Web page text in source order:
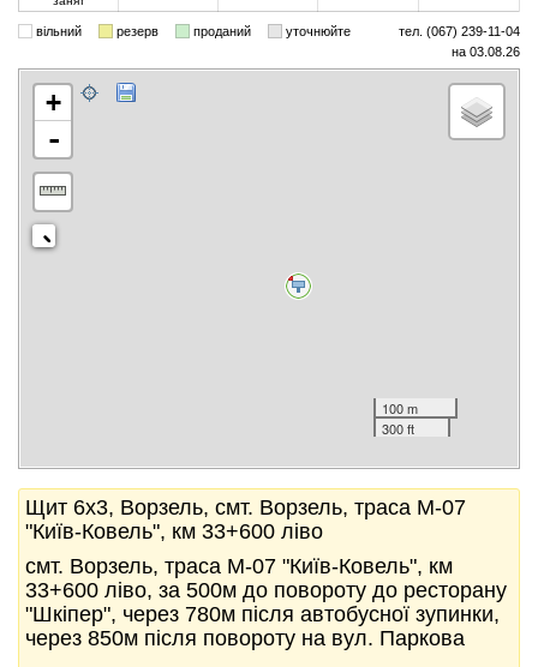
вільний резерв проданий уточнюйте
тел. (067) 239-11-04
на 03.08.26
+
-
100 m
300 ft
Щит 6x3, Ворзель, смт. Ворзель, траса М-07
"Київ-Ковель", км 33+600 ліво
смт. Ворзель, траса М-07 "Київ-Ковель", км
33+600 ліво, за 500м до повороту до ресторану
"Шкіпер", через 780м після автобусної зупинки,
через 850м після повороту на вул. Паркова